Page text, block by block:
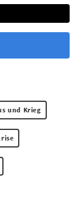
und Krieg